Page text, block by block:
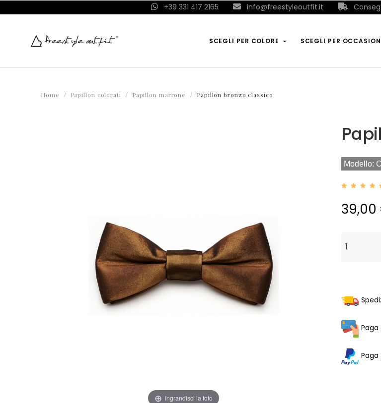
+39 331 417 2165 info@freestyleoutfit.it
SCEGLI PER COLORE SCEGLI PER
Home Papillon colorati Papillon marrone Papillon bronzo classico
Ingrandisci la foto
Modello:
Paga
Paga